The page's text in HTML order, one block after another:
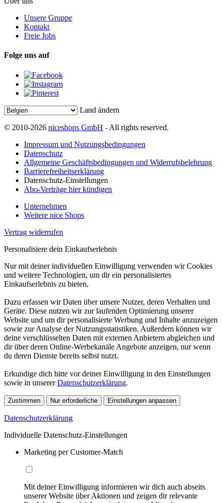
Unsere Gruppe
Kontakt
Freie Jobs
Folge uns auf
Land ändern
© 2010-2026 niceshops GmbH - All rights reserved.
Impressum und Nutzungsbedingungen
Datenschutz
Allgemeine Geschäftsbedingungen und Widerrufsbelehrung
Barrierefreiheitserklärung
Datenschutz-Einstellungen
Abo-Verträge hier kündigen
Unternehmen
Weitere nice Shops
Vertrag widerrufen
Personalisiere dein Einkaufserlebnis
Nur mit deiner individuellen Einwilligung verwenden wir Cookies
und weitere Technologien, um dir ein personalisiertes
Einkaufserlebnis zu bieten.
Dazu erfassen wir Daten über unsere Nutzer, deren Verhalten und
Geräte. Diese nutzen wir zur laufenden Optimierung unserer
Website und um dir personalisierte Werbung und Inhalte anzuzeigen
sowie zur Analyse der Nutzungsstatistiken. Außerdem können wir
deine verschlüsselten Daten mit externen Anbietern abgleichen und
dir über deren Online-Werbekanäle Angebote anzeigen, nur wenn
du deren Dienste bereits selbst nutzt.
Erkundige dich bitte vor deiner Einwilligung in den Einstellungen
sowie in unsererDatenschutzerklärung.
Zustimmen Nur erforderliche Einstellungen anpassen
Datenschutzerklärung
Individuelle Datenschutz-Einstellungen
Marketing per Customer-Match
Mit deiner Einwilligung informieren wir dich auch abseits
unserer Website über Aktionen und zeigen dir relevante